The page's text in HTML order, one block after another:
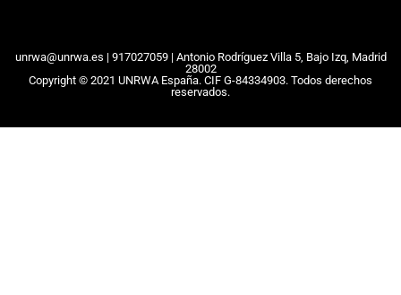
unrwa@unrwa.es | 917027059 | Antonio Rodríguez Villa 5, Bajo Izq, Madrid
28002
Copyright © 2021 UNRWA España. CIF G-84334903. Todos derechos
reservados.